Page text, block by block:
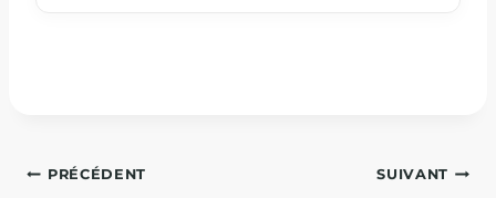
Navigation
PRÉCÉDENT SUIVANT